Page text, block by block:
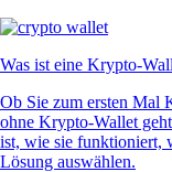
Was ist eine Krypto-
Ob Sie zum ersten Mal
ohne Krypto-Wallet
ist, wie sie funktioniert,
Lösung auswählen.